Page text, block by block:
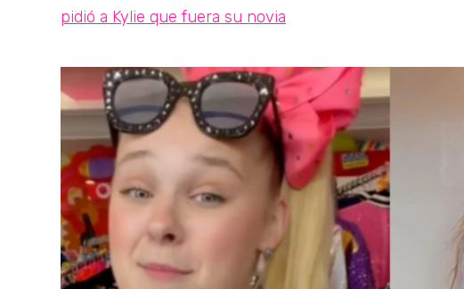
pidió a Kylie que fuera su novia